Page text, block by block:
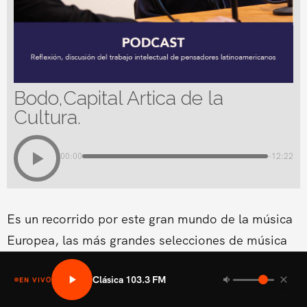
Bodo,Capital Artica de la
Cultura.
00:00 -12:22
Es un recorrido por este gran mundo de la música
Europea, las más grandes selecciones de música
Europea de todos
EN VIVO Clásica 103.3 FM